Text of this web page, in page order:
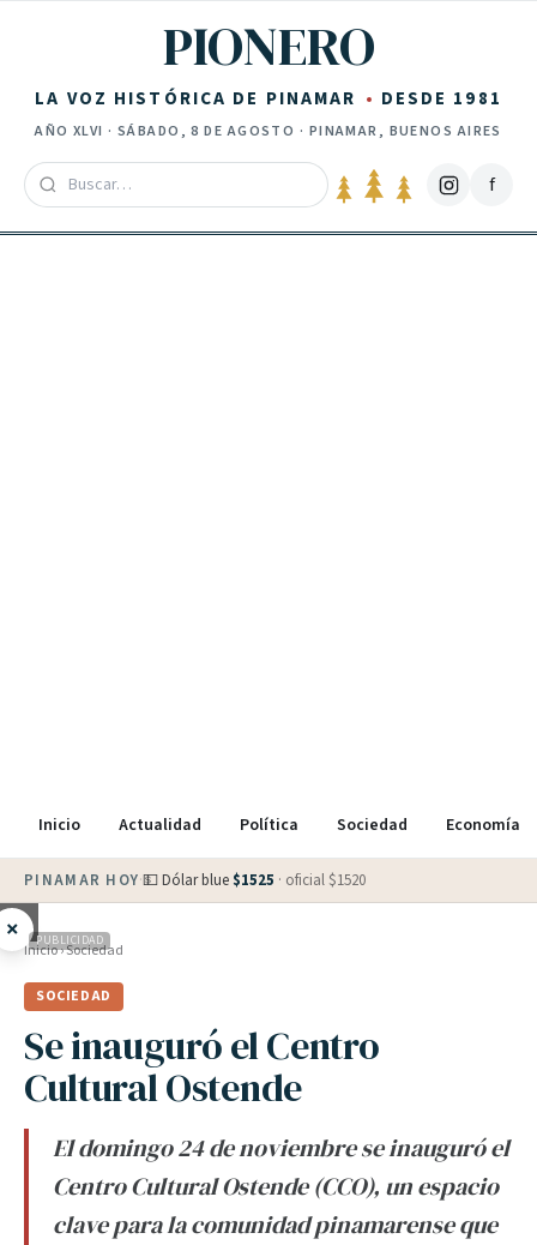
PIONERO
LA VOZ HISTÓRICA DE PINAMAR DESDE 1981
AÑO XLVI · SÁBADO, 8 DE AGOSTO · PINAMAR, BUENOS AIRES
f
Inicio Actualidad Política Sociedad Economía
PINAMAR HOY·💵 Dólar blue $1525 · oficial $1520
× PUBLICIDAD
Inicio›Sociedad
SOCIEDAD
Se inauguró el Centro
Cultural Ostende
El domingo 24 de noviembre se inauguró el
Centro Cultural Ostende (CCO), un espacio
clave para la comunidad pinamarense que